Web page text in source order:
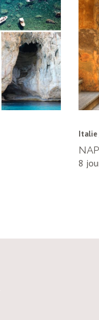
Italie
8